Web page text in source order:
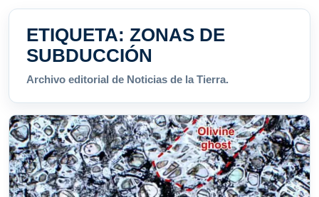
ETIQUETA: ZONAS DE
SUBDUCCIÓN
Archivo editorial de Noticias de la Tierra.